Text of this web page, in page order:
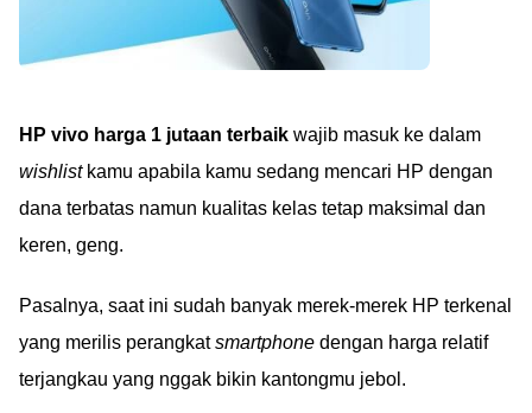
HP vivo harga 1 jutaan terbaik wajib masuk ke dalam
wishlistkamu apabila kamu sedang mencari HP dengan
dana terbatas namun kualitas kelas tetap maksimal dan
keren, geng.
Pasalnya, saat ini sudah banyak merek-merek HP terkenal
yang merilis perangkatsmartphone dengan harga relatif
terjangkau yang nggak bikin kantongmu jebol.